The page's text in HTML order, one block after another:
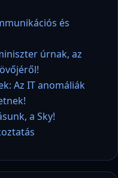
és
úrnak, az
Az IT anomáliák
a Sky!